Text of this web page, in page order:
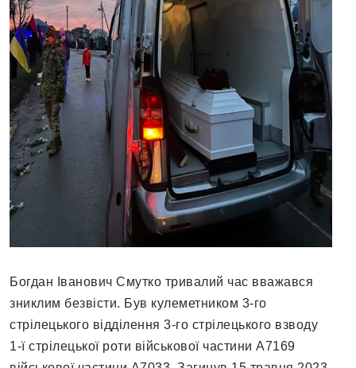
Богдан Іванович Смутко тривалий час вважався
зниклим безвісти. Був кулеметником 3-го
стрілецького відділення 3-го стрілецького взводу
1-ї стрілецької роти військової частини А7169